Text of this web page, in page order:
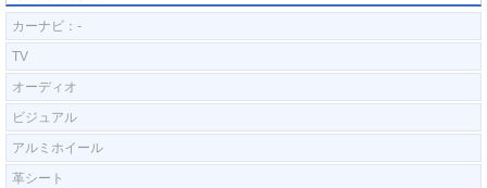
カーナビ：-
TV
オーディオ
ビジュアル
アルミホイール
革シート